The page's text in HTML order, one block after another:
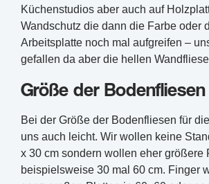
Küchenstudios aber auch auf
Wandschutz die dann die Farbe oder
Arbeitsplatte noch mal aufgreifen –
gefallen da aber die hellen
Größe der Bodenfliesen
Bei der Größe der Bodenfliesen für
uns auch leicht. Wir wollen keine
x 30 cm sondern wollen eher größere
beispielsweise 30 mal 60 cm. Finger